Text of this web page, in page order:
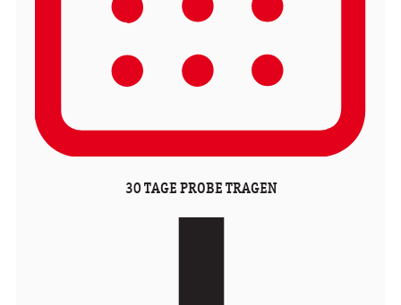
30 TAGE PROBE TRAGEN